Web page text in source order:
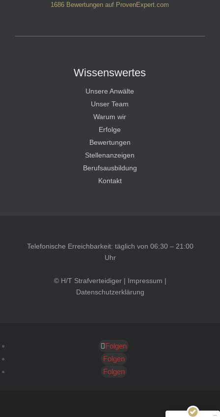
1686 Bewertungen auf ProvenExpert.com
Wissenswertes
Unsere Anwälte
Unser Team
Warum wir
Erfolge
Bewertungen
Stellenanzeigen
Berufsausbildung
Kontakt
Telefonische Erreichbarkeit: täglich von 06:30 – 21:00
Uhr
© H/T Strafverteidiger | Impressum |
Datenschutzerklärung
Folgen
Folgen
Folgen
Kundenbewertungen und Erfahrungen zu
SEHR GUT